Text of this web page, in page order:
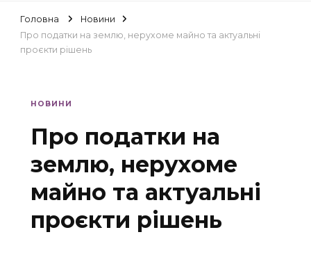
Головна
Новини
Про податки на землю, нерухоме майно та актуальні
проєкти рішень
НОВИНИ
Про податки на
землю, нерухоме
майно та актуальні
проєкти рішень